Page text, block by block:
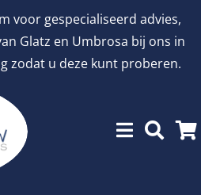
voor gespecialiseerd advies,
Glatz en Umbrosa bij ons in
zodat u deze kunt proberen.